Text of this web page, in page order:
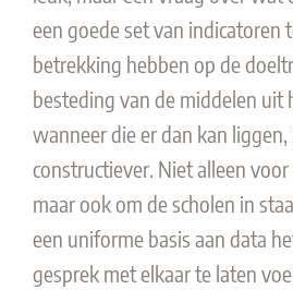
een goede set van indicatoren
betrekking hebben op de
besteding van de middelen uit
wanneer die er dan kan liggen,
constructiever. Niet alleen
maar ook om de scholen in
een uniforme basis aan data
gesprek met elkaar te laten